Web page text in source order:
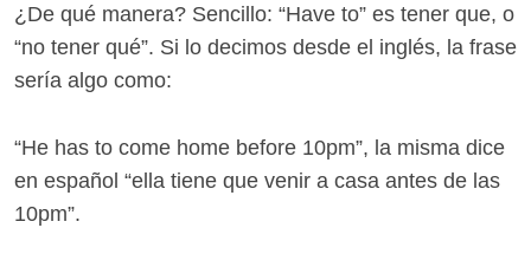
¿De qué manera? Sencillo: “Have to” es tener que, o
“no tener qué”. Si lo decimos desde el inglés, la frase
sería algo como:
“He has to come home before 10pm”, la misma dice
en español “ella tiene que venir a casa antes de las
10pm”.